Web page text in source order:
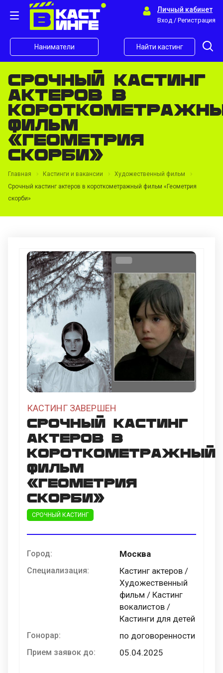
Личный кабинет
Вход / Регистрация
Наниматели Найти кастинг
Срочный кастинг
актеров в
фильм
«Геометрия
скорби»
Главная Кастинги и вакансии
Художественный фильм
Срочный кастинг актеров в короткометражный фильм «Геометрия
скорби»
КАСТИНГ ЗАВЕРШЕН
Срочный кастинг
актеров в
короткометражный
фильм
«Геометрия
скорби»
СРОЧНЫЙ КАСТИНГ
Город: Москва
Специализация:
Кастинг актеров /
Художественный
фильм / Кастинг
вокалистов /
Кастинги для детей
Гонорар: по договоренности
Прием заявок до: 05.04.2025